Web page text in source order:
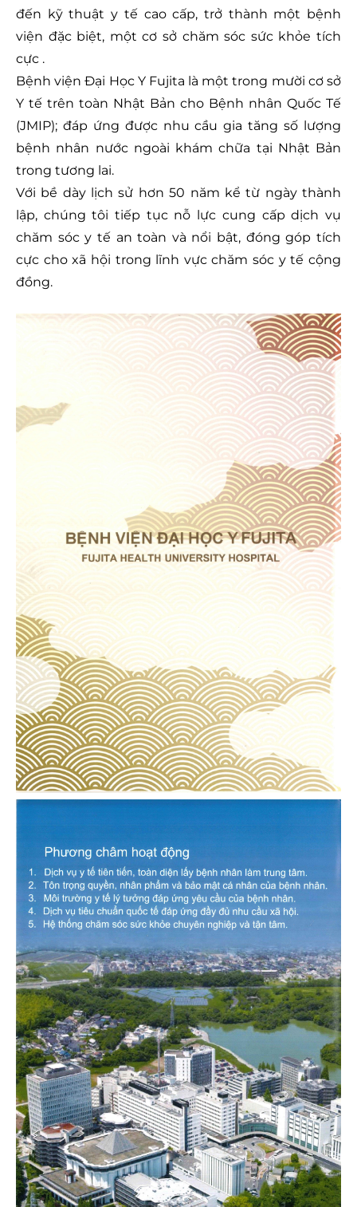
đến kỹ thuật y tế cao cấp, trở thành một bệnh
viện đặc biệt, một cơ sở chăm sóc sức khỏe tích
cực .
Bệnh viện Đại Học Y Fujita là một trong mười cơ sở
Y tế trên toàn Nhật Bản cho Bệnh nhân Quốc Tế
(JMIP); đáp ứng được nhu cầu gia tăng số lượng
bệnh nhân nước ngoài khám chữa tại Nhật Bản
trong tương lai.
Với bề dày lịch sử hơn 50 năm kể từ ngày thành
lập, chúng tôi tiếp tục nỗ lực cung cấp dịch vụ
chăm sóc y tế an toàn và nổi bật, đóng góp tích
cực cho xã hội trong lĩnh vực chăm sóc y tế cộng
đồng.